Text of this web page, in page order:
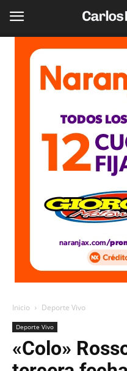
Inicio Deporte Vivo
Deporte Vivo
«Colo»